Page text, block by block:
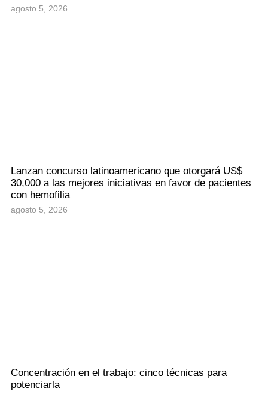
agosto 5, 2026
Lanzan concurso latinoamericano que otorgará US$
30,000 a las mejores iniciativas en favor de pacientes
con hemofilia
agosto 5, 2026
Concentración en el trabajo: cinco técnicas para
potenciarla